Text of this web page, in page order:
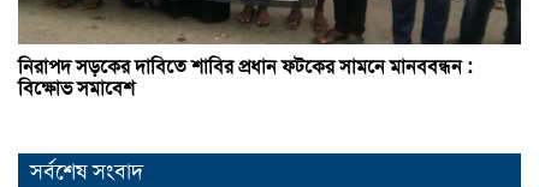
নিরাপদ সড়কের দাবিতে শাবির প্রধান ফটকের সামনে মানববন্ধন :
বিক্ষোভ সমাবেশ
সর্বশেষ সংবাদ